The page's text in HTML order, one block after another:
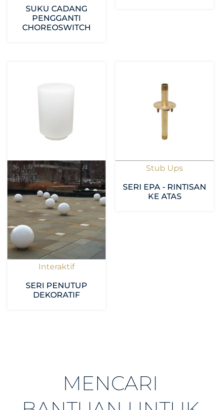
SUKU CADANG
PENGGANTI
CHOREOSWITCH
Interaktif
SERI PENUTUP
DEKORATIF
Stub Ups
SERI EPA - RINTISAN
KE ATAS
MENCARI